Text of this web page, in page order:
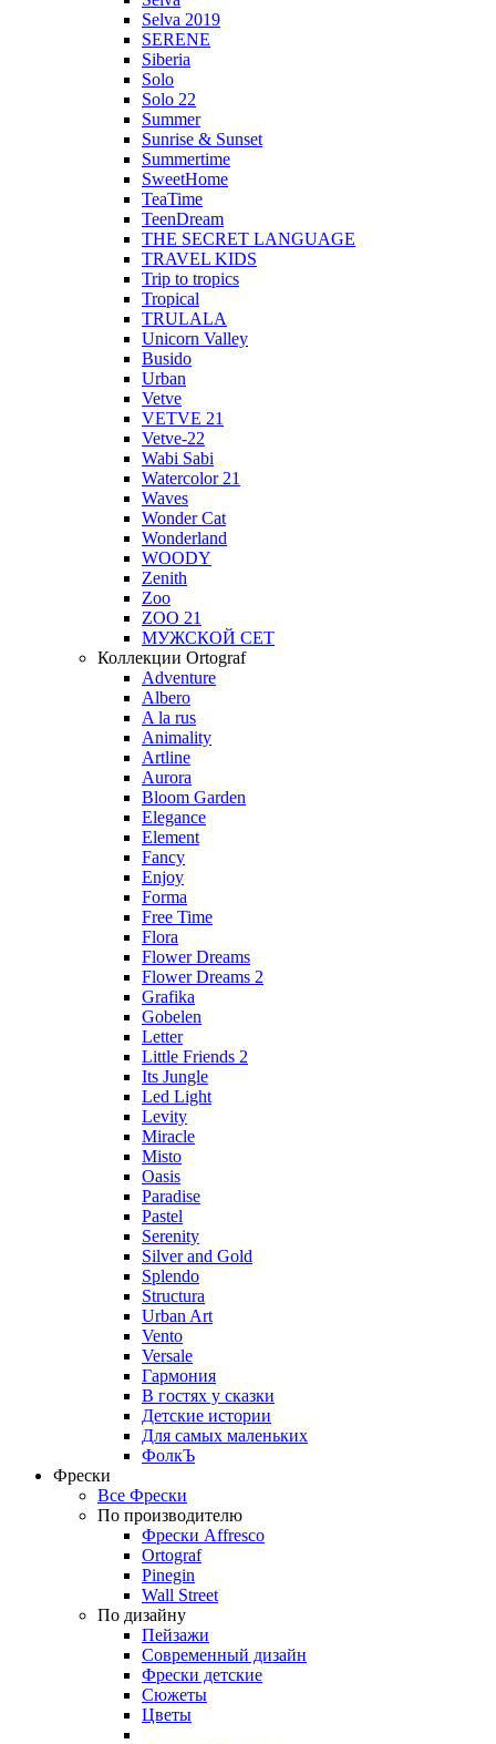
Selva 2019
SERENE
Siberia
Solo
Solo 22
Summer
Sunrise & Sunset
Summertime
SweetHome
TeaTime
TeenDream
THE SECRET LANGUAGE
TRAVEL KIDS
Trip to tropics
Tropical
TRULALA
Unicorn Valley
Busido
Urban
Vetve
VETVE 21
Vetve-22
Wabi Sabi
Watercolor 21
Waves
Wonder Cat
Wonderland
WOODY
Zenith
Zoo
ZOO 21
МУЖСКОЙ СЕТ
Коллекции Ortograf
Adventure
Albero
A la rus
Animality
Artline
Aurora
Bloom Garden
Elegance
Element
Fancy
Enjoy
Forma
Free Time
Flora
Flower Dreams
Flower Dreams 2
Grafika
Gobelen
Letter
Little Friends 2
Its Jungle
Led Light
Levity
Miracle
Misto
Oasis
Paradise
Pastel
Serenity
Silver and Gold
Splendo
Structura
Urban Art
Vento
Versale
Гармония
В гостях у сказки
Детские истории
Для самых маленьких
ФолкЪ
Фрески
Все Фрески
По производителю
Фрески Affresco
Ortograf
Pinegin
Wall Street
По дизайну
Пейзажи
Современный дизайн
Фрески детские
Сюжеты
Цветы